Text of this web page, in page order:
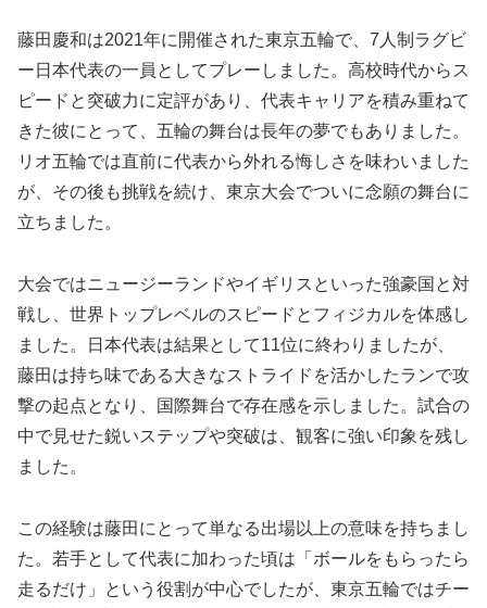
藤田慶和は2021年に開催された東京五輪で、7人制ラグビ
ー日本代表の一員としてプレーしました。高校時代からス
ピードと突破力に定評があり、代表キャリアを積み重ねて
きた彼にとって、五輪の舞台は長年の夢でもありました。
リオ五輪では直前に代表から外れる悔しさを味わいました
が、その後も挑戦を続け、東京大会でついに念願の舞台に
立ちました。
大会ではニュージーランドやイギリスといった強豪国と対
戦し、世界トップレベルのスピードとフィジカルを体感し
ました。日本代表は結果として11位に終わりましたが、
藤田は持ち味である大きなストライドを活かしたランで攻
撃の起点となり、国際舞台で存在感を示しました。試合の
中で見せた鋭いステップや突破は、観客に強い印象を残し
ました。
この経験は藤田にとって単なる出場以上の意味を持ちまし
た。若手として代表に加わった頃は「ボールをもらったら
走るだけ」という役割が中心でしたが、東京五輪ではチー